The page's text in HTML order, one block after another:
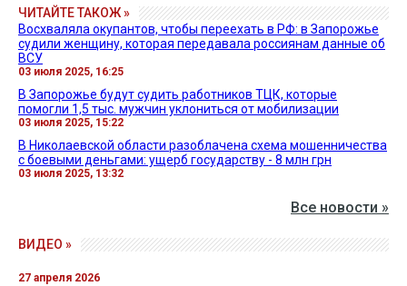
ЧИТАЙТЕ ТАКОЖ »
Восхваляла окупантов, чтобы переехать в РФ: в Запорожье
судили женщину, которая передавала россиянам данные об
ВСУ
03 июля 2025, 16:25
В Запорожье будут судить работников ТЦК, которые
помогли 1,5 тыс. мужчин уклониться от мобилизации
03 июля 2025, 15:22
В Николаевской области разоблачена схема мошенничества
с боевыми деньгами: ущерб государству - 8 млн грн
03 июля 2025, 13:32
Все новости »
ВИДЕО »
27 апреля 2026